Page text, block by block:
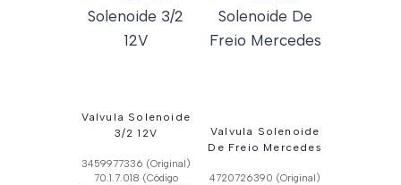
Valvula Solenoide
3/2 12V
3459977336 (Original)
70.1.7.018 (Código
Valvula Solenoide
De Freio Mercedes
4720726390 (Original)